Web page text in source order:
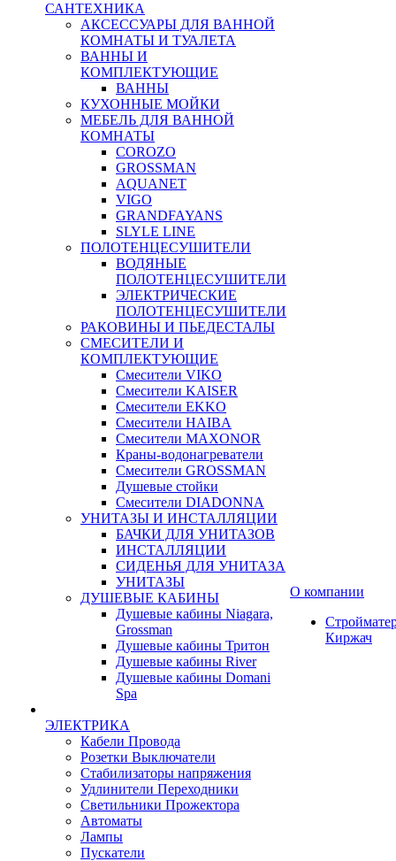
САНТЕХНИКА
АКСЕССУАРЫ ДЛЯ ВАННОЙ
КОМНАТЫ И ТУАЛЕТА
ВАННЫ И
КОМПЛЕКТУЮЩИЕ
ВАННЫ
КУХОННЫЕ МОЙКИ
МЕБЕЛЬ ДЛЯ ВАННОЙ
КОМНАТЫ
COROZO
GROSSMAN
AQUANET
VIGO
GRANDFAYANS
SLYLE LINE
ПОЛОТЕНЦЕСУШИТЕЛИ
ВОДЯНЫЕ
ПОЛОТЕНЦЕСУШИТЕЛИ
ЭЛЕКТРИЧЕСКИЕ
ПОЛОТЕНЦЕСУШИТЕЛИ
РАКОВИНЫ И ПЬЕДЕСТАЛЫ
СМЕСИТЕЛИ И
КОМПЛЕКТУЮЩИЕ
Смесители VIKO
Смесители KAISER
Смесители EKKO
Смесители HAIBA
Смесители MAXONOR
Краны-водонагреватели
Смесители GROSSMAN
Душевые стойки
Смесители DIADONNA
УНИТАЗЫ И ИНСТАЛЛЯЦИИ
БАЧКИ ДЛЯ УНИТАЗОВ
ИНСТАЛЛЯЦИИ
СИДЕНЬЯ ДЛЯ УНИТАЗА
УНИТАЗЫ
ДУШЕВЫЕ КАБИНЫ
Душевые кабины Niagara,
Grossman
Душевые кабины Тритон
Душевые кабины River
Душевые кабины Domani
Spa
ЭЛЕКТРИКА
Кабели Провода
Розетки Выключатели
Стабилизаторы напряжения
Удлинители Переходники
Светильники Прожектора
Автоматы
Лампы
Пускатели
О компании
Киржач